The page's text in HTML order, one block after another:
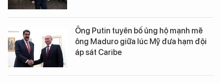
Ông Putin tuyên bố ủng hộ mạnh mẽ
ông Maduro giữa lúc Mỹ đưa hạm đội
áp sát Caribe